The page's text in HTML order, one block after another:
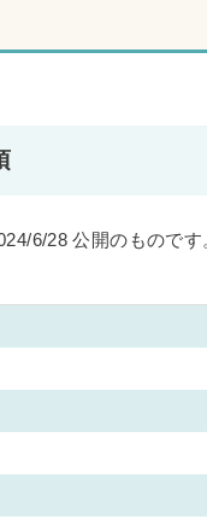
6/28 公開のものです